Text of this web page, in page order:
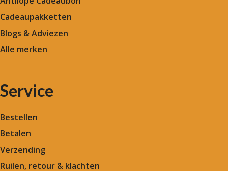
Cadeaupakketten
Blogs & Adviezen
Alle merken
Service
Bestellen
Betalen
Verzending
Ruilen, retour & klachten